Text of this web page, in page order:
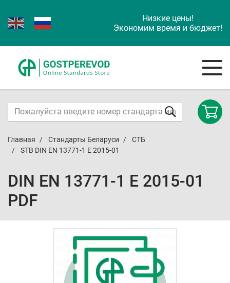
Низкие цены!
Экономим время и бюджет!
Главная Стандарты Беларуси
СТБ
STB DIN EN 13771-1 E 2015-01
DIN EN 13771-1 E 2015-01
PDF